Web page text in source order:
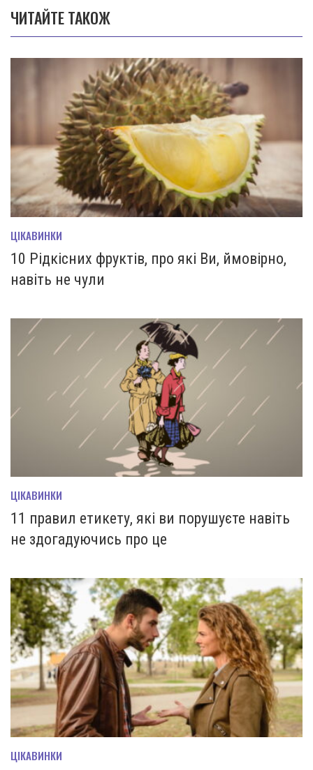
ЧИТАЙТЕ ТАКОЖ
ЦІКАВИНКИ
10 Рідкісних фруктів, про які Ви, ймовірно,
навіть не чули
ЦІКАВИНКИ
11 правил етикету, які ви порушуєте навіть
не здогадуючись про це
ЦІКАВИНКИ